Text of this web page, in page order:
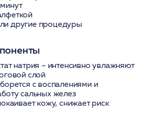
другие процедуры
натрия – интенсивно увлажняют
слой
с воспалениями и
сальных желез
кожу, снижает риск